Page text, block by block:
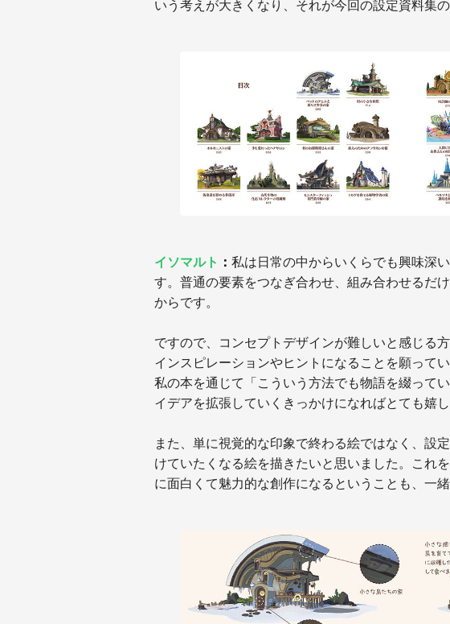
いう考えが大きくなり、それが今回の設定資料集
イソマルト ： 私は日常の中からいくらでも興味深
す。普通の要素をつなぎ合わせ、組み合わせるだ
からです。
ですので、コンセプトデザインが難しいと感じる
インスピレーションやヒントになることを願ってい
私の本を通じて「こういう方法でも物語を綴って
イデアを拡張していくきっかけになればとても嬉し
また、単に視覚的な印象で終わる絵ではなく、設
けていたくなる絵を描きたいと思いました。これ
に面白くて魅力的な創作になるということも、一